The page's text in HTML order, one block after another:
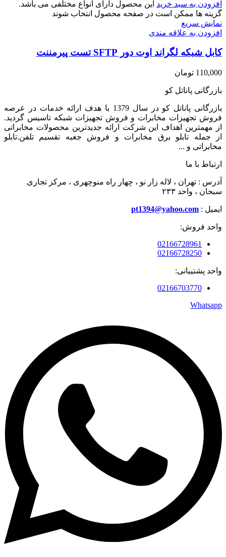
افزودن به سبد خرید این محصول دارای انواع مختلفی می باشد.
گزینه ها ممکن است در صفحه محصول انتخاب شوند
نمایش سریع
افزودن به علاقه مندی
کابل شبکه لگراند اوت دور SFTP تست پیرمننت
110,000 تومان
بازرگانی پاناتل کو
بازرگانی پاناتل کو در سال 1379 با هدف ارائه خدمات در عرصه
فروش تجهیزات مخابرات و فروش تجهیزات شبکه تاسیس گردید.
از مهمترین اهداف این شرکت ارائه جدیدترین محصولات مخابراتی
از جمله تابلو برق مخابرات و فروش جعبه تقسیم تلفن.تابلو
مخابراتی و ...
ارتباط با ما
آدرس : تهران ، لاله زار نو ، چهار راه منوچهری ، مرکز تجاری
سبحان ، واحد ۲۳۳
ایمیل : pt1394@yahoo.com
واحد فروش:
02166728961
02166728250
واحد پشتیبانی:
02166703770
Whatsapp